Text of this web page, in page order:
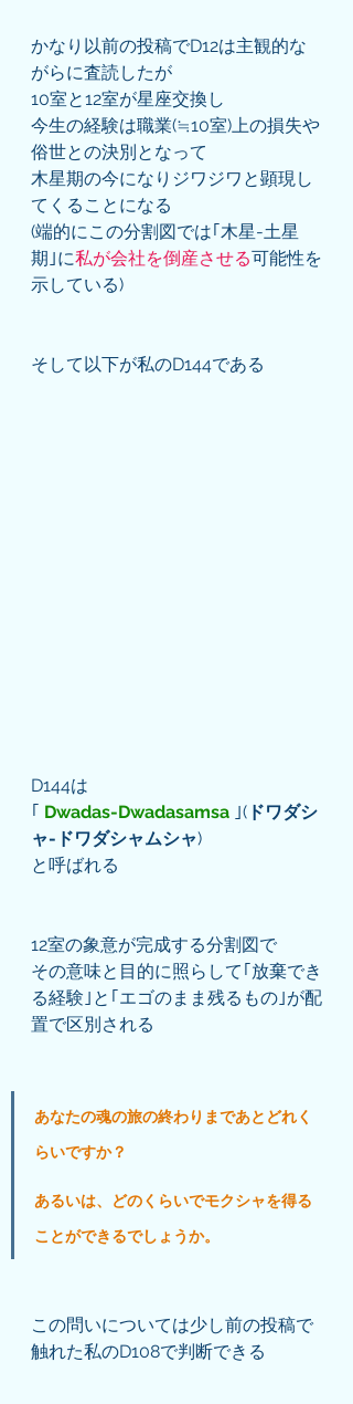
かなり以前の投稿でD12は主観的な
がらに査読したが
10室と12室が星座交換し
今生の経験は職業(≒10室)上の損失や
俗世との決別となって
木星期の今になりジワジワと顕現し
てくることになる
(端的にこの分割図では｢木星-土星
期｣に私が会社を倒産させる可能性を
示している)
そして以下が私のD144である
D144は
｢ Dwadas-Dwadasamsa ｣( ドワダシ
ャ-ドワダシャムシャ)
と呼ばれる
12室の象意が完成する分割図で
その意味と目的に照らして｢放棄でき
る経験｣と｢エゴのまま残るもの｣が配
置で区別される
あなたの魂の旅の終わりまであとどれく
らいですか？
あるいは、どのくらいでモクシャを得る
ことができるでしょうか。
この問いについては少し前の投稿で
触れた私のD108で判断できる